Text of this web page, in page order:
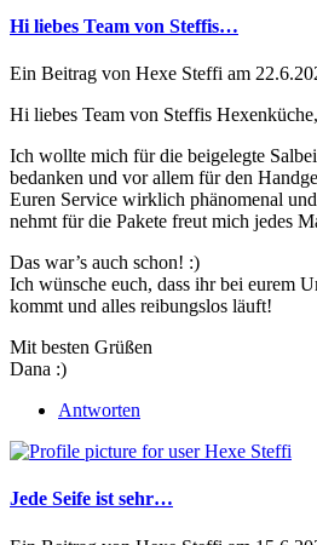
Hi liebes Team von Steffis…
Ein Beitrag von Hexe Steffi am
Hi liebes Team von Steffis Hexenküche,
Ich wollte mich für die beigelegte
bedanken und vor allem für den
Euren Service wirklich phänomenal
nehmt für die Pakete freut mich jedes
Das war’s auch schon! :)
Ich wünsche euch, dass ihr bei eurem
kommt und alles reibungslos läuft!
Mit besten Grüßen
Dana :)
Antworten
Jede Seife ist sehr…